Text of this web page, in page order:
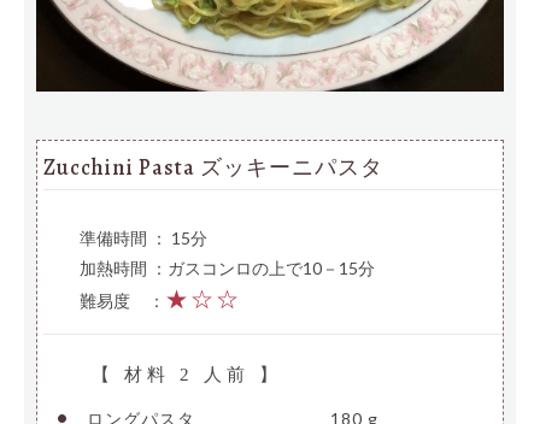
Zucchini Pasta ズッキーニパスタ
準備時間 ： 15分
加熱時間 ：ガスコンロの上で10－15分
難易度
： ★☆☆
【 材料 2 人前 】
• ロングパスタ 180 g